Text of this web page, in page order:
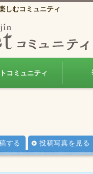
しむコミュニティ
コミュニティ
する 投稿写真を見る